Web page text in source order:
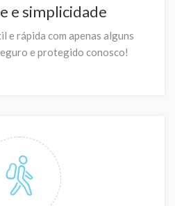
e simplicidade
e rápida com apenas alguns
e protegido conosco!